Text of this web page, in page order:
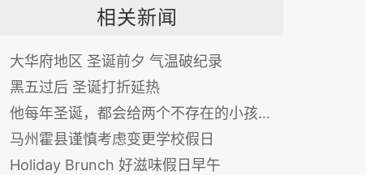
相关新闻
大华府地区 圣诞前夕 气温破纪录
黑五过后 圣诞打折延热
他每年圣诞，都会给两个不存在的小孩准备圣诞礼物...
马州霍县谨慎考虑变更学校假日
Holiday Brunch 好滋味假日早午